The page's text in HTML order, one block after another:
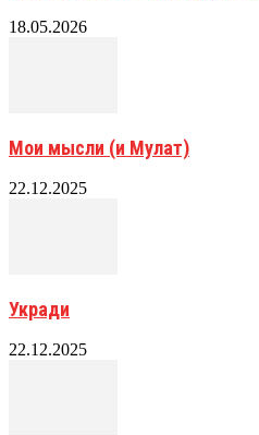
18.05.2026
Мои мысли (и Мулат)
22.12.2025
Укради
22.12.2025